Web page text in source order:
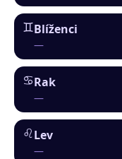
♊︎Blíženci
—
♋︎Rak
—
♌︎Lev
—